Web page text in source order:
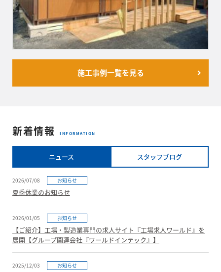
施工事例一覧を見る
新着情報 INFORMATION
ニュース スタッフブログ
2026/07/08 お知らせ
夏季休業のお知らせ
2026/01/05 お知らせ
【ご紹介】工場・製造業専門の求人サイト『工場求人ワールド』を
展開【グループ関連会社『ワールドインテック』】
2025/12/03 お知らせ